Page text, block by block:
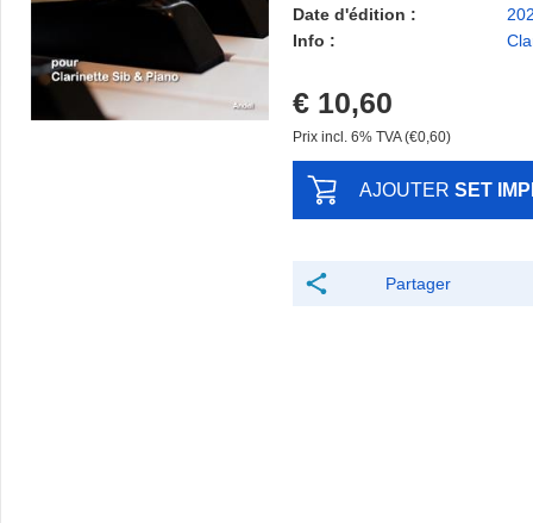
Date d'édition :
Info :
€ 10,60
Prix ​​incl. 6% TVA (€0,60)
AJOUTER SET
Partager